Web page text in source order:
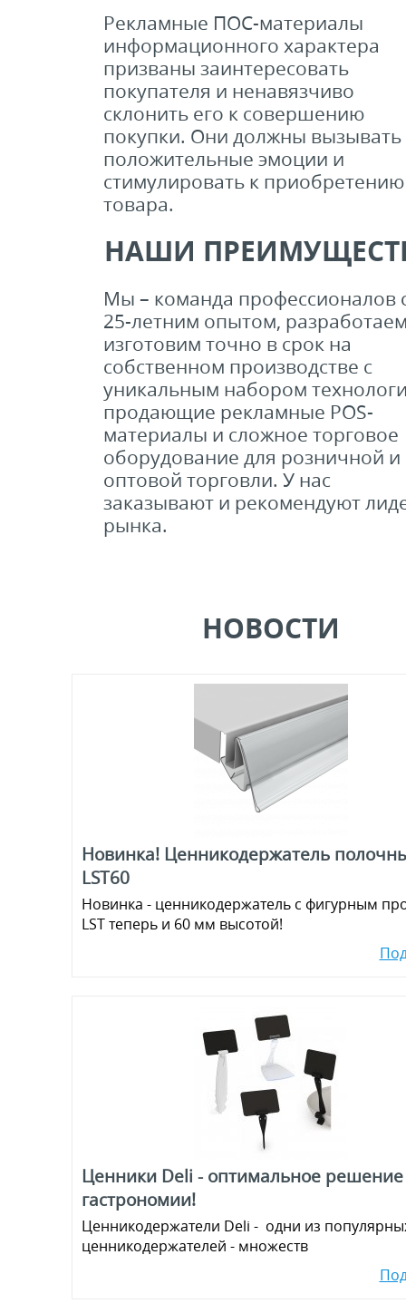
Рекламные ПОС-материалы
информационного характера
призваны заинтересовать
покупателя и ненавязчиво
склонить его к совершению
покупки. Они должны вызывать
положительные эмоции и
стимулировать к приобретению
товара.
НАШИ
Мы – команда профессионалов
25-летним опытом,
изготовим точно в срок на
собственном производстве с
уникальным набором
продающие рекламные POS-
материалы и сложное торговое
оборудование для розничной и
оптовой торговли. У нас
заказывают и рекомендуют
рынка.
НОВОСТИ
Новинка! Ценникодержатель
LST60
Новинка - ценникодержатель с фигурным
LST теперь и 60 мм высотой!
Ценники Deli - оптимальное решение
гастрономии!
Ценникодержатели Deli - одни из
ценникодержателей - множеств